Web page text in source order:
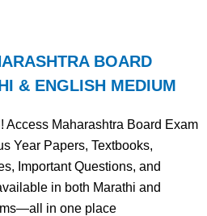
BOARD
& ENGLISH MEDIUM
Access Maharashtra Board Exam
Year Papers, Textbooks,
Important Questions, and
in both Marathi and
in one place